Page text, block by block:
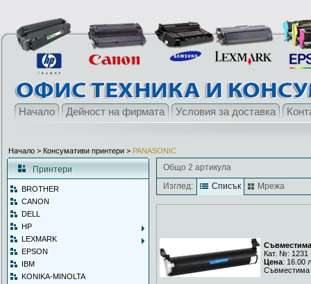
Начало Дейност на фирмата Условия за доставка
Начало > Консумативи принтери > PANASONIC
Принтери
BROTHER
CANON
DELL
HP
LEXMARK
EPSON
IBM
KONIKA-MINOLTA
Общо 2 артикула
Изглед:
Списък Мрежа
Съвместима
Кат. №: 1231
Цена: 16.00
Съвместима